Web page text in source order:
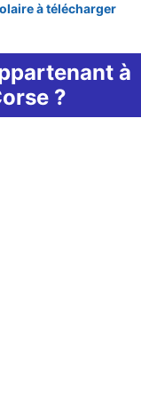
à télécharger
à
?